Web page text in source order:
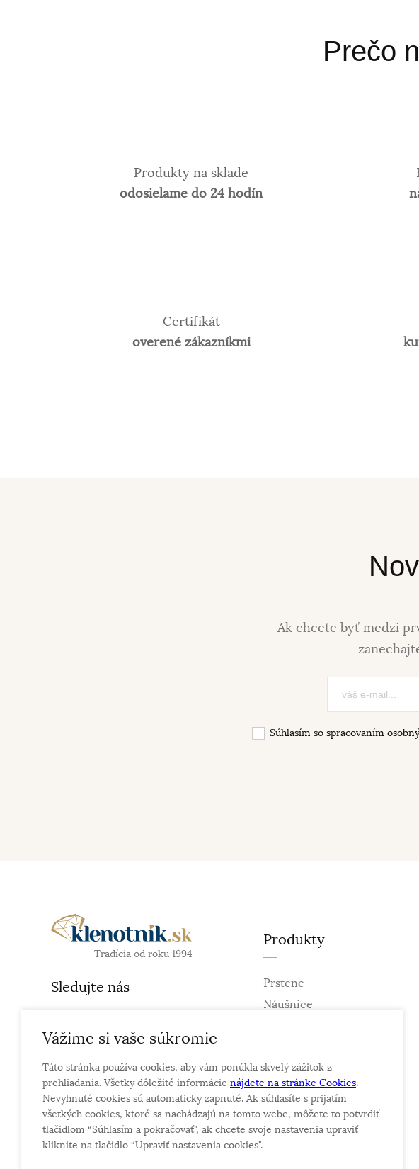
Prečo
Produkty na sklade
odosielame do 24 hodín
Certifikát
overené zákazníkmi
Ak chcete byť medzi
Súhlasím so spracovaním
Tradícia od roku 1994
Sledujte nás
facebook
Produkty
Prstene
Náušnice
Náramky
Náhrdelníky
Obrúčky
Vážime si vaše súkromie
Táto stránka používa cookies, aby vám ponúkla skvelý zážitok z
prehliadania. Všetky dôležité informácie nájdete na stránke Cookies.
Nevyhnuté cookies sú automaticky zapnuté. Ak súhlasíte s prijatím
všetkých cookies, ktoré sa nachádzajú na tomto webe, môžete to potvrdiť
tlačidlom “Súhlasím a pokračovať", ak chcete svoje nastavenia upraviť
kliknite na tlačidlo “Upraviť nastavenia cookies".